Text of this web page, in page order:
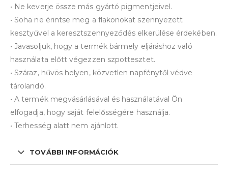
• Ne keverje össze más gyártó pigmentjeivel.
• Soha ne érintse meg a flakonokat szennyezett
kesztyűvel a keresztszennyeződés elkerülése érdekében.
• Javasoljuk, hogy a termék bármely eljáráshoz való
használata előtt végezzen szpottesztet.
• Száraz, hűvös helyen, közvetlen napfénytől védve
tárolandó.
• A termék megvásárlásával és használatával Ön
elfogadja, hogy saját felelősségére használja.
• Terhesség alatt nem ajánlott.
TOVÁBBI INFORMÁCIÓK